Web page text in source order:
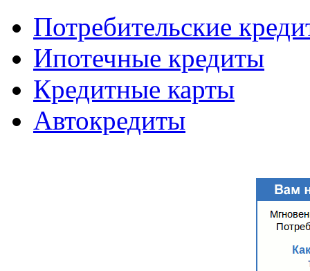
Потребительские
Ипотечные кредиты
Кредитные карты
Автокредиты